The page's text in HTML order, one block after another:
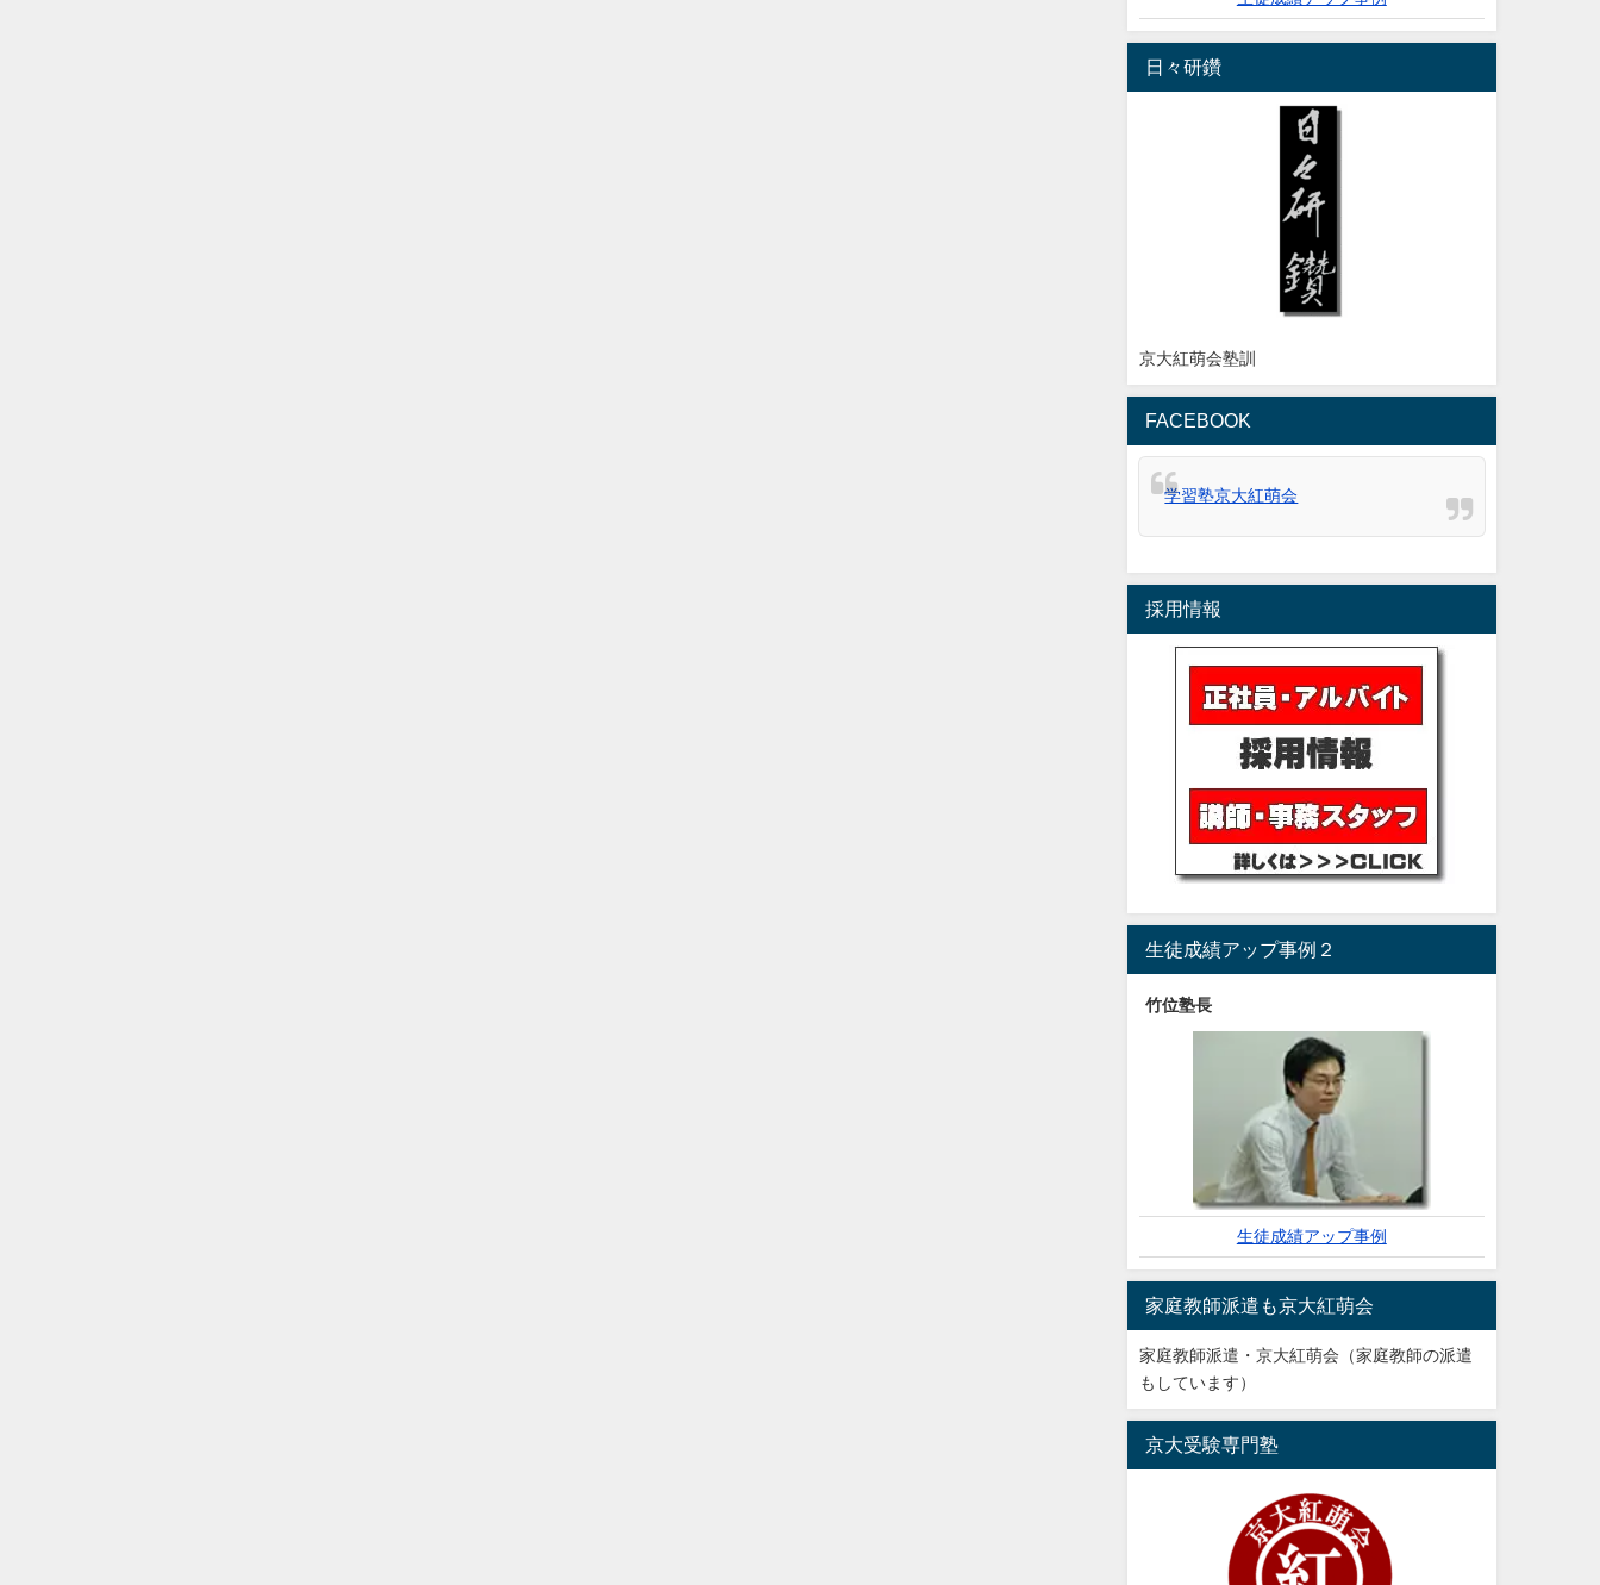
日々研鑽
京大紅萌会塾訓
FACEBOOK
学習塾京大紅萌会
採用情報
生徒成績アップ事例２
竹位塾長
生徒成績アップ事例
家庭教師派遣も京大紅萌会
家庭教師派遣・京大紅萌会（家庭教師の派遣
もしています）
京大受験専門塾